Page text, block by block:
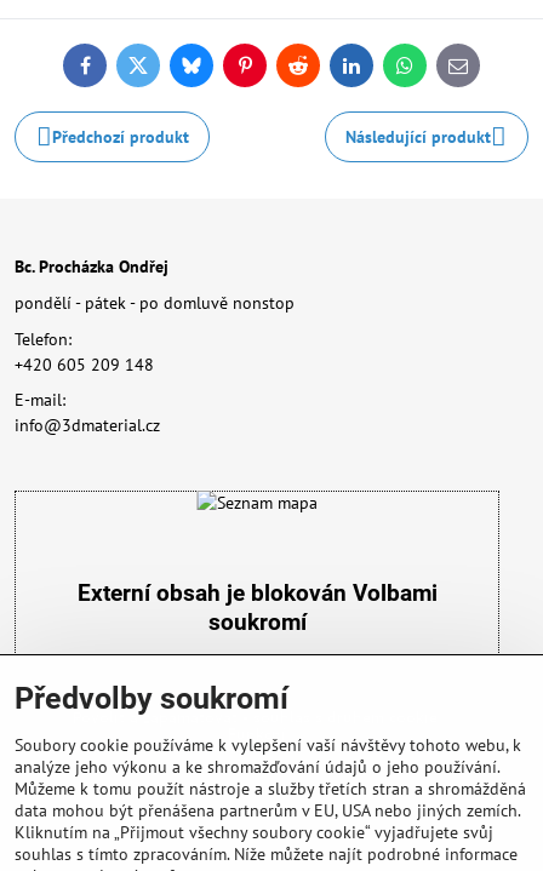
FacebookTwitterBlueskyPinterestReddit LinkedInWhatsApp
E-
mail
Předchozí produkt Následující produkt
Bc. Procházka Ondřej
pondělí - pátek - po domluvě nonstop
Telefon:
+420 605 209 148
E-mail:
info@3dmaterial.cz
Externí obsah je blokován Volbami
soukromí
Přejete si načíst externí obsah?
Povolit a zapamatovat - souhlas s druhem cookie:
Funkční
Předvolby soukromí
Soubory cookie používáme k vylepšení vaší návštěvy tohoto webu, k
analýze jeho výkonu a ke shromažďování údajů o jeho používání.
Můžeme k tomu použít nástroje a služby třetích stran a shromážděná
data mohou být přenášena partnerům v EU, USA nebo jiných zemích.
Kliknutím na „Přijmout všechny soubory cookie“ vyjadřujete svůj
souhlas s tímto zpracováním. Níže můžete najít podrobné informace